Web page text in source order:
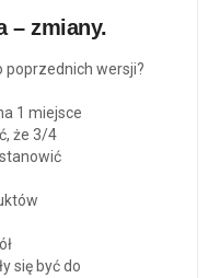
– zmiany.
poprzednich wersji?
1 miejsce
że 3/4
się być do